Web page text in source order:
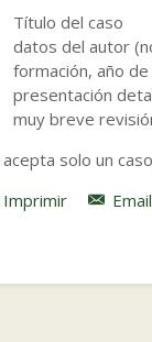
Título del caso
datos del autor
formación, año
presentación
muy breve
acepta solo un
Imprimir
Email